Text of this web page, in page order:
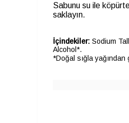
Sabunu su ile
saklayın.
İçindekiler: Sodium
Alcohol*.
*Doğal sığla